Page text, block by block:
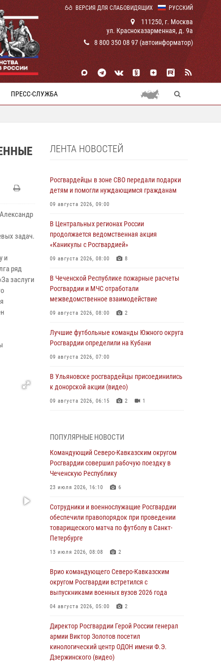
РУССКИЙ
ВЕРСИЯ ДЛЯ СЛАБОВИДЯЩИХ
111250, г. Москва
ул. Красноказарменная, д. 9а
8 800 350 08 97 (автоинформатор)
ПРЕСС-СЛУЖБА
задач.
и
ряд
заслуги
ЛЕНТА НОВОСТЕЙ
Росгвардейцы в зоне СВО передали подарки
детям и помогли нуждающимся гражданам
09 августа 2026, 09:00
В Центральных регионах России
продолжается ведомственная акция
«Каникулы с Росгвардией»
09 августа 2026, 08:00 8
В Чеченской Республике пожарные расчеты
Росгвардии и МЧС отработали
межведомственное взаимодействие
09 августа 2026, 08:00 2
Лучшие футбольные команды Южного округа
Росгвардии определили на Кубани
09 августа 2026, 07:00
В Ульяновске росгвардейцы присоединились
к донорской акции (видео)
09 августа 2026, 06:15 2 1
Росгвардейцы провели занятие по
стрелковой подготовке для воспитанников
Центра детского, юношеского туризма и
Республики
09 августа 2026, 05:00
Всероссийская ведомственная акции
«Каникулы с Росгвардией проходит в Сибири
Росгвардейцы провели патриотическое
занятие для детей на Поклонной горе в
Москве (видео)
В ЛНР росгвардейцы провели тренировку по
единоборствам для юных воспитанников
спортивной школы
ПОПУЛЯРНЫЕ НОВОСТИ
Командующий Северо-Кавказским округом
Росгвардии совершил рабочую поездку в
Чеченскую Республику
23 июля 2026, 16:10 6
Сотрудники и военнослужащие Росгвардии
обеспечили правопорядок при проведении
товарищеского матча по футболу в Санкт-
Петербурге
13 июля 2026, 08:08 2
Врио командующего Северо-Кавказским
округом Росгвардии встретился с
выпускниками военных вузов 2026 года
04 августа 2026, 05:00 2
Директор Росгвардии Герой России генерал
армии Виктор Золотов посетил
кинологический центр ОДОН имени Ф.Э.
Дзержинского (видео)